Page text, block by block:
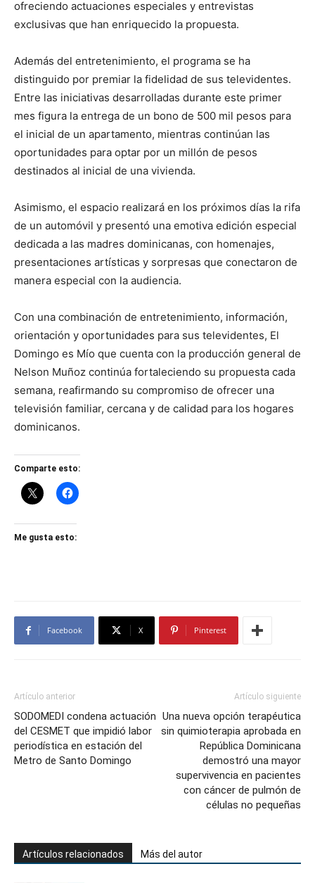
ofreciendo actuaciones especiales y entrevistas
exclusivas que han enriquecido la propuesta.
Además del entretenimiento, el programa se ha
distinguido por premiar la fidelidad de sus televidentes.
Entre las iniciativas desarrolladas durante este primer
mes figura la entrega de un bono de 500 mil pesos para
el inicial de un apartamento, mientras continúan las
oportunidades para optar por un millón de pesos
destinados al inicial de una vivienda.
Asimismo, el espacio realizará en los próximos días la rifa
de un automóvil y presentó una emotiva edición especial
dedicada a las madres dominicanas, con homenajes,
presentaciones artísticas y sorpresas que conectaron de
manera especial con la audiencia.
Con una combinación de entretenimiento, información,
orientación y oportunidades para sus televidentes, El
Domingo es Mío que cuenta con la producción general de
Nelson Muñoz continúa fortaleciendo su propuesta cada
semana, reafirmando su compromiso de ofrecer una
televisión familiar, cercana y de calidad para los hogares
dominicanos.
Comparte esto:
Me gusta esto:
Facebook X Pinterest
Artículo anterior
SODOMEDI condena actuación
del CESMET que impidió labor
periodística en estación del
Metro de Santo Domingo
Artículo siguiente
Una nueva opción terapéutica
sin quimioterapia aprobada en
República Dominicana
demostró una mayor
supervivencia en pacientes
con cáncer de pulmón de
células no pequeñas
Artículos relacionados Más del autor